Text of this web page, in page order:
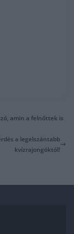
amin a felnőttek is
a legelszántabb
kvízrajongóktól!